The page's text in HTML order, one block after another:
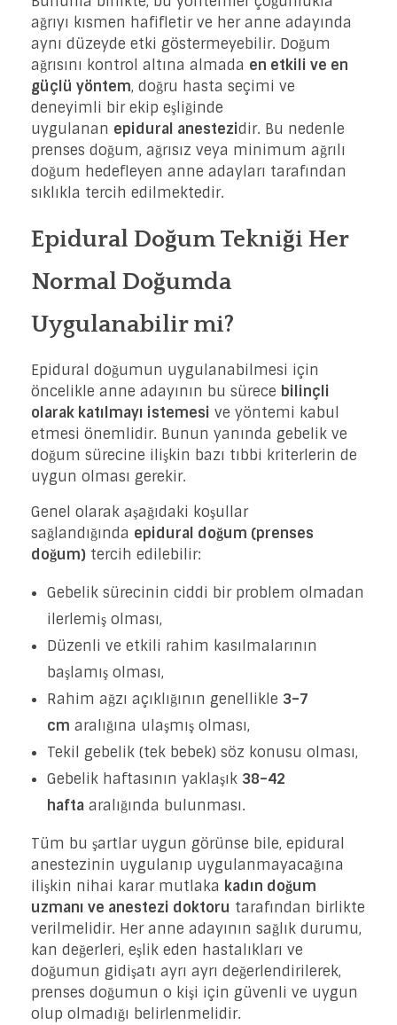
ağrıyı kısmen hafifletir ve her anne adayında
aynı düzeyde etki göstermeyebilir. Doğum
ağrısını kontrol altına almada en etkili ve en
güçlü yöntem, doğru hasta seçimi ve
deneyimli bir ekip eşliğinde
uygulanan epidural anestezidir. Bu nedenle
prenses doğum, ağrısız veya minimum ağrılı
doğum hedefleyen anne adayları tarafından
sıklıkla tercih edilmektedir.
Epidural Doğum Tekniği Her
Normal Doğumda
Uygulanabilir mi?
Epidural doğumun uygulanabilmesi için
öncelikle anne adayının bu sürece bilinçli
olarak katılmayı istemesi ve yöntemi kabul
etmesi önemlidir. Bunun yanında gebelik ve
doğum sürecine ilişkin bazı tıbbi kriterlerin de
uygun olması gerekir.
Genel olarak aşağıdaki koşullar
sağlandığında epidural doğum (prenses
doğum) tercih edilebilir:
Gebelik sürecinin ciddi bir problem olmadan
ilerlemiş olması,
Düzenli ve etkili rahim kasılmalarının
başlamış olması,
Rahim ağzı açıklığının genellikle 3–7
cm aralığına ulaşmış olması,
Tekil gebelik (tek bebek) söz konusu olması,
Gebelik haftasının yaklaşık 38–42
haftaaralığında bulunması.
Tüm bu şartlar uygun görünse bile, epidural
anestezinin uygulanıp uygulanmayacağına
ilişkin nihai karar mutlaka kadın doğum
uzmanı ve anestezi doktoru tarafından birlikte
verilmelidir. Her anne adayının sağlık durumu,
kan değerleri, eşlik eden hastalıkları ve
doğumun gidişatı ayrı ayrı değerlendirilerek,
prenses doğumun o kişi için güvenli ve uygun
olup olmadığı belirlenmelidir.